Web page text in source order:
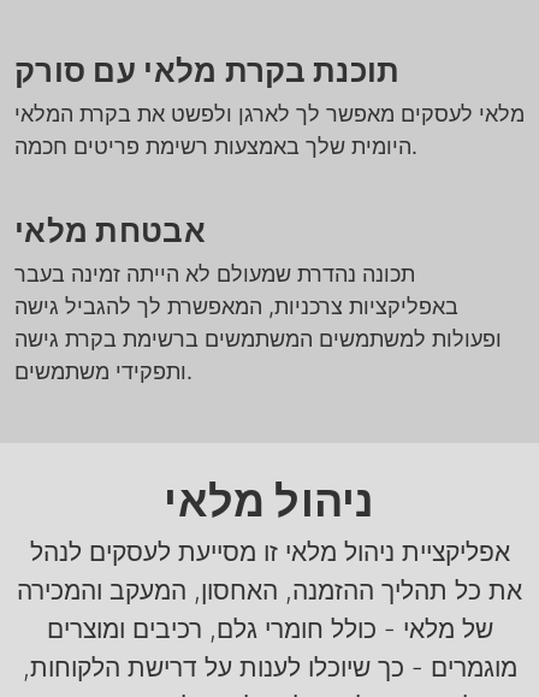
תוכנת בקרת מלאי עם סורק
מלאי לעסקים מאפשר לך לארגן ולפשט את בקרת המלאי
היומית שלך באמצעות רשימת פריטים חכמה.
אבטחת מלאי
תכונה נהדרת שמעולם לא הייתה זמינה בעבר
באפליקציות צרכניות, המאפשרת לך להגביל גישה
ופעולות למשתמשים המשתמשים ברשימת בקרת גישה
ותפקידי משתמשים.
ניהול מלאי
אפליקציית ניהול מלאי זו מסייעת לעסקים לנהל
את כל תהליך ההזמנה, האחסון, המעקב והמכירה
של מלאי - כולל חומרי גלם, רכיבים ומוצרים
מוגמרים - כך שיוכלו לענות על דרישת הלקוחות,